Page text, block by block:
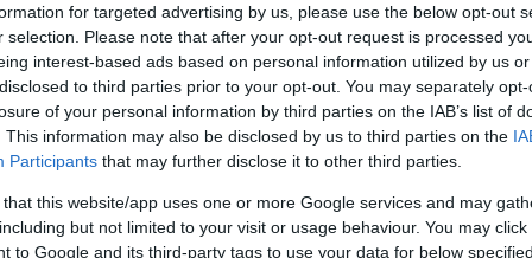
for targeted advertising by us, please use the below opt-out
selection. Please note that after your opt-out request is processed
interest-based ads based on personal information utilized by us
to third parties prior to your opt-out. You may separately
of your personal information by third parties on the IAB’s list of
This information may also be disclosed by us to third parties on the
Participants that may further disclose it to other third parties.
that this website/app uses one or more Google services and may
but not limited to your visit or usage behaviour. You may
to Google and its third-party tags to use your data for below
82
OB Juan José Cáceres
OB Gustavo Gómez
OB Omar Alderete
OB Júnior Alonso
PO Diego Gómez